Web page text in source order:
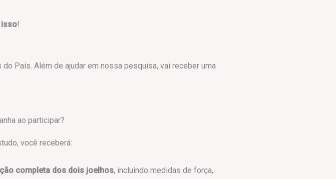
isso!
País. Além de ajudar em nossa pesquisa, vai receber uma
ao participar?
você receberá:
completa dos dois joelhos, incluindo medidas de força,